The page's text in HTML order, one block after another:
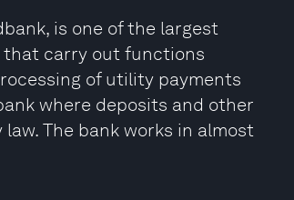
is one of the largest
that carry out functions
of utility payments
where deposits and other
The bank works in almost